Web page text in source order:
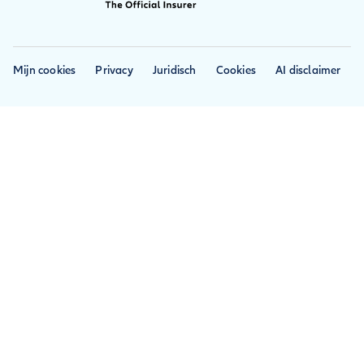
Beste reisverzekering
Blog
Mijn cookies Privacy Juridisch Cookies AI disclaimer